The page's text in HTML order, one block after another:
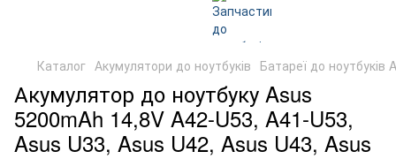
Каталог Акумулятори до ноутбуків Батареї до ноутбуків
Акумулятор до ноутбуку Asus
5200mAh 14,8V A42-U53, A41-U53,
Asus U33, Asus U42, Asus U43, Asus